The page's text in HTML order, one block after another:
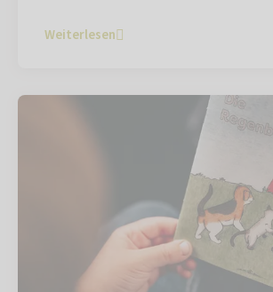
Weiterlesen